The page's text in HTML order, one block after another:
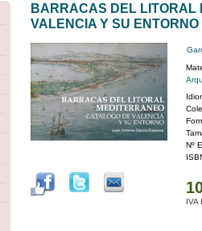
BARRACAS DEL LITORAL
VALENCIA Y SU ENTORNO
Nº
IVA